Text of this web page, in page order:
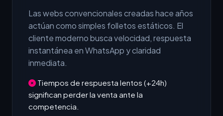
Las webs convencionales creadas hace años
actúan como simples folletos estáticos. El
cliente moderno busca velocidad, respuesta
instantánea en WhatsApp y claridad
inmediata.
Tiempos de respuesta lentos (+24h)
significan perder la venta ante la
competencia.